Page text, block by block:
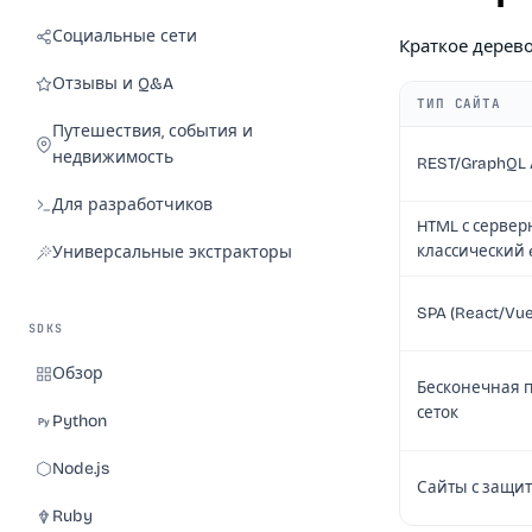
Социальные сети
Отзывы и Q&A
Путешествия, события и
недвижимость
Для разработчиков
Универсальные экстракторы
SDKS
Обзор
Python
Node.js
Ruby
Краткое
ТИП САЙТА
REST/GraphQL
HTML с
классический
SPA (React/
Бесконечная
сеток
Сайты с